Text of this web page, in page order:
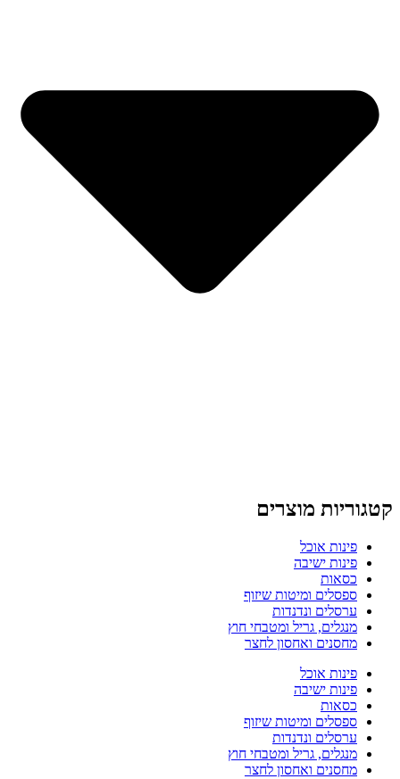
קטגוריות מוצרים
פינות אוכל
פינות ישיבה
כסאות
ספסלים ומיטות שיזוף
ערסלים ונדנדות
מנגלים, גריל ומטבחי חוץ
מחסנים ואחסון לחצר
פינות אוכל
פינות ישיבה
כסאות
ספסלים ומיטות שיזוף
ערסלים ונדנדות
מנגלים, גריל ומטבחי חוץ
מחסנים ואחסון לחצר